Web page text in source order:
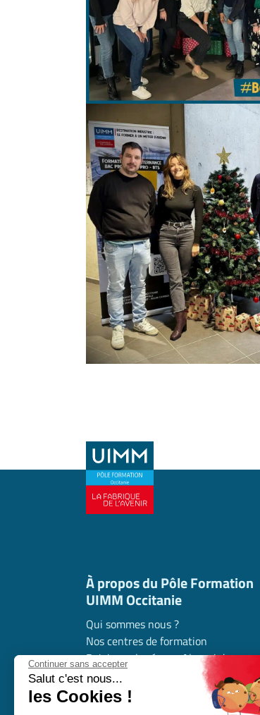
Continuer sans accepter
Salut c'est nous...
les Cookies !
À propos du Pôle Formation
UIMM Occitanie
Qui sommes nous ?
Nos centres de formation
Rejoignez le réseau Alumni de
l’industrie en Occitanie
Nous contacter